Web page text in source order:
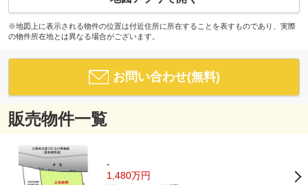
※地図上に表示される物件の位置は付近住所に所在することを表すものであり、実際
の物件所在地とは異なる場合がございます。
お問い合わせ(無料)
販売物件一覧
-
1,480万円